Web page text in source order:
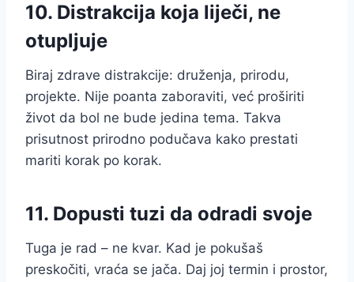
10. Distrakcija koja liječi, ne
otupljuje
Biraj zdrave distrakcije: druženja, prirodu,
projekte. Nije poanta zaboraviti, već proširiti
život da bol ne bude jedina tema. Takva
prisutnost prirodno podučava kako prestati
mariti korak po korak.
11. Dopusti tuzi da odradi svoje
Tuga je rad – ne kvar. Kad je pokušaš
preskočiti, vraća se jača. Daj joj termin i prostor,